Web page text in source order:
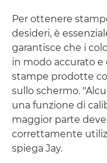
Per ottenere
desideri, è
garantisce che i
in modo accurato
stampe prodotte
sullo schermo.
una funzione di
maggior parte
correttamente
spiega Jay.